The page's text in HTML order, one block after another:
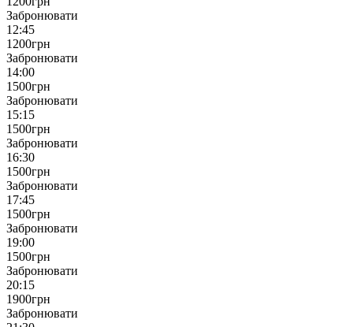
Забронювати
12:45
1200грн
Забронювати
14:00
1500грн
Забронювати
15:15
1500грн
Забронювати
16:30
1500грн
Забронювати
17:45
1500грн
Забронювати
19:00
1500грн
Забронювати
20:15
1900грн
Забронювати